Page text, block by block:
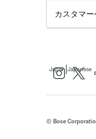
カスタマー
Japan Japanese
© Bose